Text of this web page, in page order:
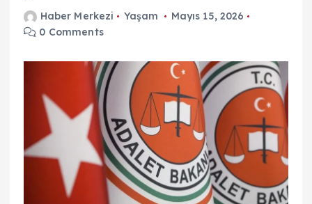
Haber Merkezi Yaşam
Mayıs 15, 2026
0 Comments